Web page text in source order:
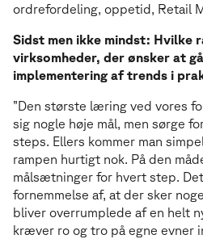
ordrefordeling, oppetid, Retail
Sidst men ikke mindst: Hvilke
virksomheder, der ønsker at
implementering af trends i
”Den største læring ved vores
sig nogle høje mål, men sørge
steps. Ellers kommer man
rampen hurtigt nok. På den
målsætninger for hvert step.
fornemmelse af, at der sker
bliver overrumplede af en helt
kræver ro og tro på egne evner